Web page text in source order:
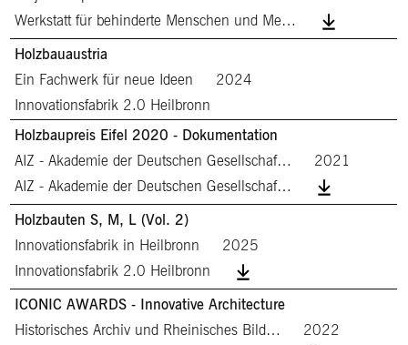
Werkstatt für behinderte Menschen und Me…
Holzbauaustria
Ein Fachwerk für neue Ideen
2024
Innovationsfabrik 2.0 Heilbronn
Holzbaupreis Eifel 2020 - Dokumentation
AIZ - Akademie der Deutschen Gesellschaf…
2021
AIZ - Akademie der Deutschen Gesellschaf…
Holzbauten S, M, L (Vol. 2)
Innovationsfabrik in Heilbronn
2025
Innovationsfabrik 2.0 Heilbronn
ICONIC AWARDS - Innovative Architecture
Historisches Archiv und Rheinisches Bild…
2022